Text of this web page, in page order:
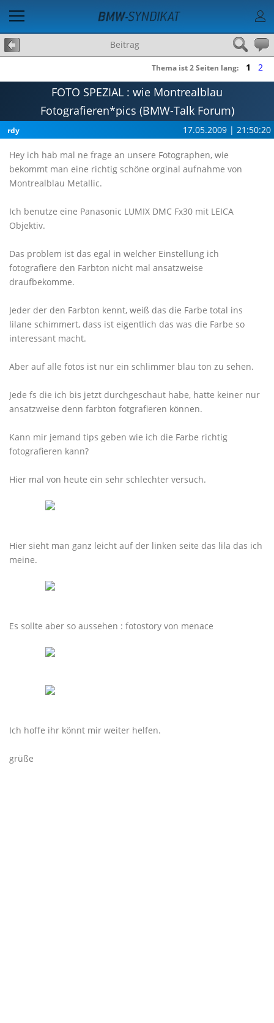
Beitrag
Thema ist 2 Seiten lang: 1 2
FOTO SPEZIAL : wie Montrealblau
Fotografieren*pics (BMW-Talk Forum)
rdy 17.05.2009 | 21:50:20
Hey ich hab mal ne frage an unsere Fotographen, wie
bekommt man eine richtig schöne orginal aufnahme von
Montrealblau Metallic.
Ich benutze eine Panasonic LUMIX DMC Fx30 mit LEICA
Objektiv.
Das problem ist das egal in welcher Einstellung ich
fotografiere den Farbton nicht mal ansatzweise
draufbekomme.
Jeder der den Farbton kennt, weiß das die Farbe total ins
lilane schimmert, dass ist eigentlich das was die Farbe so
interessant macht.
Aber auf alle fotos ist nur ein schlimmer blau ton zu sehen.
Jede fs die ich bis jetzt durchgeschaut habe, hatte keiner nur
ansatzweise denn farbton fotgrafieren können.
Kann mir jemand tips geben wie ich die Farbe richtig
fotografieren kann?
Hier mal von heute ein sehr schlechter versuch.
Hier sieht man ganz leicht auf der linken seite das lila das ich
meine.
Es sollte aber so aussehen : fotostory von menace
Ich hoffe ihr könnt mir weiter helfen.
grüße